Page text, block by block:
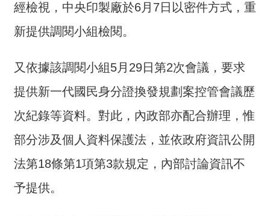
站
覽
民
信
箱
雙
詞
經檢視，中央印製廠於6月7日以密件方式，重
新提供調閱小組檢閱。
又依據該調閱小組5月29日第2次會議，要求
提供新一代國民身分證換發規劃案控管會議歷
次紀錄等資料。對此，內政部亦配合辦理，惟
部分涉及個人資料保護法，並依政府資訊公開
法第18條第1項第3款規定，內部討論資訊不
予提供。